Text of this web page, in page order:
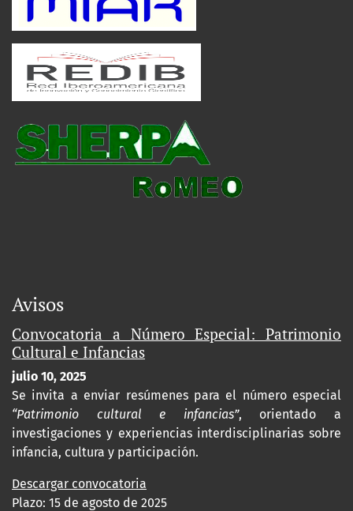
Avisos
Convocatoria a Número Especial: Patrimonio
Cultural e Infancias
julio 10, 2025
Se invita a enviar resúmenes para el número especial
“Patrimonio cultural e infancias”, orientado a
investigaciones y experiencias interdisciplinarias sobre
infancia, cultura y participación.
Descargar convocatoria
Plazo: 15 de agosto de 2025